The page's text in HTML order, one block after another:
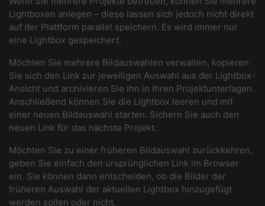
Lightboxen anlegen – diese lassen sich jedoch nicht direkt
auf der Plattform parallel speichern. Es wird immer nur
eine Lightbox gespeichert.
Möchten Sie mehrere Bildauswahlen verwalten, kopieren
Sie sich den Link zur jeweiligen Auswahl aus der Lightbox-
Ansicht und archivieren Sie ihn in Ihren Projektunterlagen.
Anschließend können Sie die Lightbox leeren und mit
einer neuen Bildauswahl starten. Sichern Sie auch den
neuen Link für das nächste Projekt.
Möchten Sie zu einer früheren Bildauswahl zurückkehren,
geben Sie einfach den ursprünglichen Link im Browser
ein. Sie können dann entscheiden, ob die Bilder der
früheren Auswahl der aktuellen Lightbox hinzugefügt
werden sollen oder nicht.